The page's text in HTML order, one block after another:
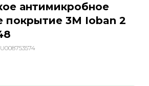
антимикробное
покрытие 3M Ioban 2